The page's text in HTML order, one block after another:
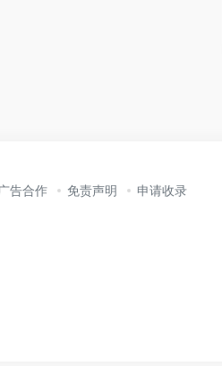
广告合作 免责声明 申请收录